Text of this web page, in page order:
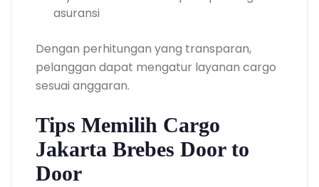
asuransi
Dengan perhitungan yang transparan,
pelanggan dapat mengatur layanan cargo
sesuai anggaran.
Tips Memilih Cargo
Jakarta Brebes Door to
Door